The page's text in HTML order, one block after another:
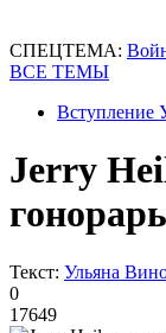
СПЕЦТЕМА:
ВСЕ ТЕМЫ
Вступление
Jerry
Текст: Ульяна
0
17649